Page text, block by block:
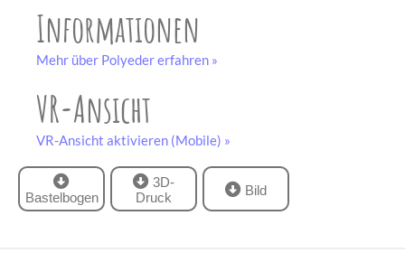
Informationen
Mehr über Polyeder erfahren »
VR-Ansicht
VR-Ansicht aktivieren (Mobile) »
Bastelbogen
3D-
Druck
Bild